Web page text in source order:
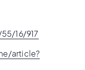
16/917
article?